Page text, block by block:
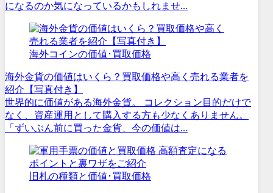
になるのか気になっているかもしれませ...
海外コインの価値･買取価格
海外金貨の価値はいくら？買取価格や高く売れる業者を
紹介【写真付き】
世界的に価値がある海外金貨。 コレクション目的だけで
なく、資産運用として購入する方も少なくありません。
「ずいぶん前に買った金貨、今の価値は...
旧札の種類と価値･買取価格